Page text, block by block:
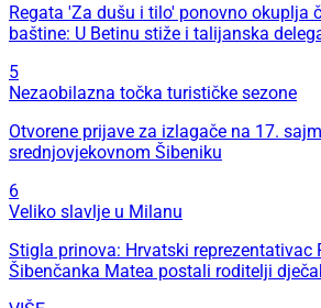
Regata 'Za dušu i tilo' ponovno okuplja
baštine: U Betinu stiže i talijanska
5
Nezaobilazna točka turističke sezone
Otvorene prijave za izlagače na 17.
srednjovjekovnom Šibeniku
6
Veliko slavlje u Milanu
Stigla prinova: Hrvatski reprezentativac
Šibenčanka Matea postali roditelji